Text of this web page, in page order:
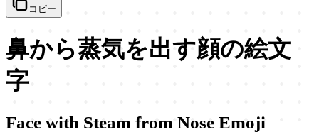
コピー
鼻から蒸気を出す顔の絵文
字
Face with Steam from Nose Emoji